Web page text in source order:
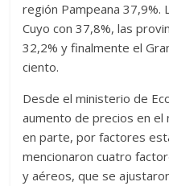
región Pampeana 37,9%.
Cuyo con 37,8%, las
32,2% y finalmente el
ciento.
Desde el ministerio de
aumento de precios en el
en parte, por factores
mencionaron cuatro
y aéreos, que se